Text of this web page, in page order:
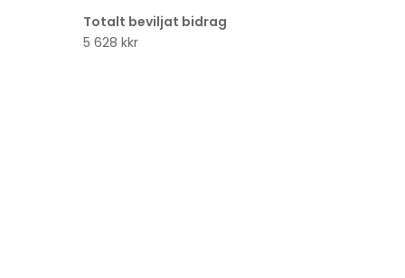
Totalt beviljat bidrag
5 628 kkr